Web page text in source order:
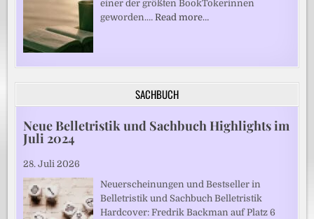
einer der größten BookTokerinnen
geworden.…Read more…
SACHBUCH
Neue Belletristik und Sachbuch Highlights im
Juli 2024
28. Juli 2026
Neuerscheinungen und Bestseller in
Belletristik und Sachbuch Belletristik
Hardcover: Fredrik Backman auf Platz 6